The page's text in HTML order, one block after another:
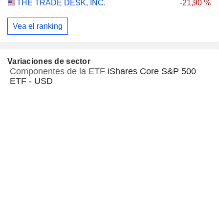
THE TRADE DESK, INC.
-21,90 %
Vea el ranking
Variaciones de sector
Componentes de la ETF iShares Core S&P 500
ETF - USD